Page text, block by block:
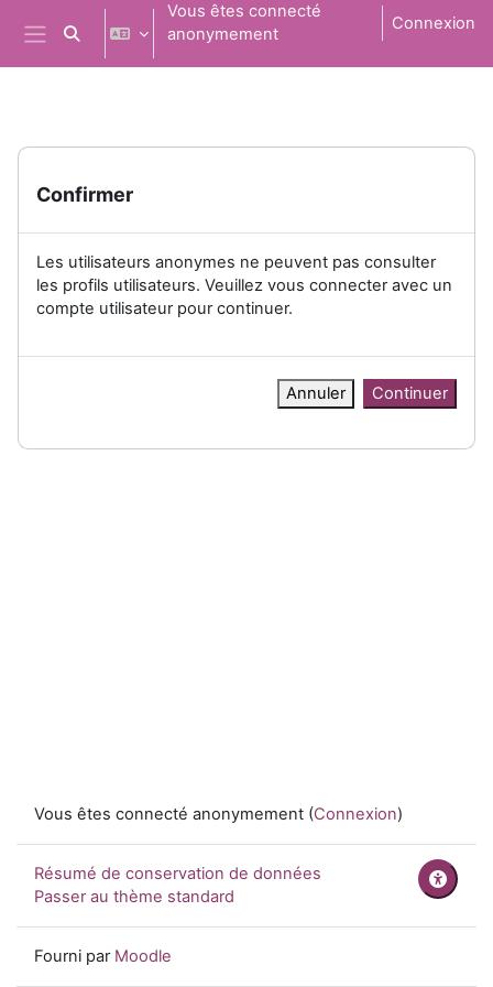
Passer au contenu principal
Panneau latéral
Activer/désactiver la saisie de recherche
Vous êtes connecté
anonymement
Connexion
Confirmer
Les utilisateurs anonymes ne peuvent pas consulter
les profils utilisateurs. Veuillez vous connecter avec un
compte utilisateur pour continuer.
Annuler Continuer
Vous êtes connecté anonymement (Connexion)
Résumé de conservation de données
Passer au thème standard
Fourni par Moodle